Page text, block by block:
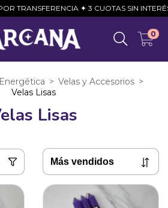
✦ 3 CUOTAS SIN INTERÉS 💳
0
> Velas y Accesorios >
Velas Lisas
Lisas